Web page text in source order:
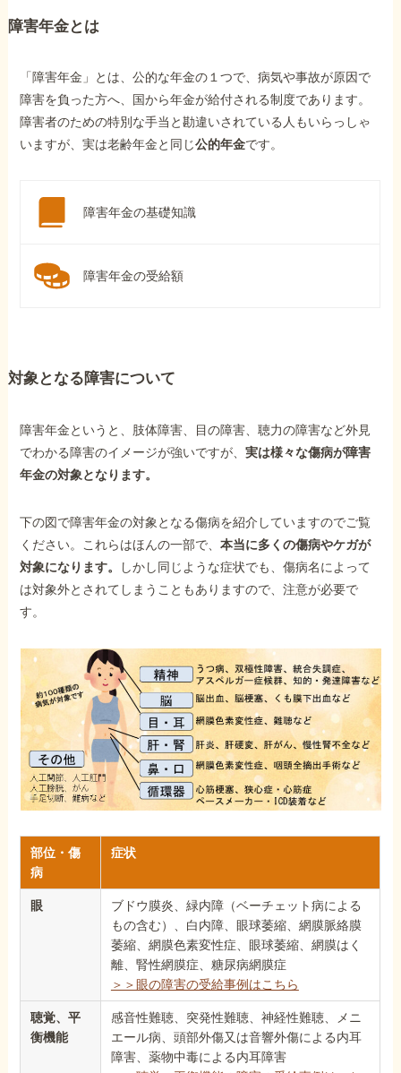
障害年金とは
「障害年金」とは、公的な年金の１つで、病気や事故が原因で
障害を負った方へ、国から年金が給付される制度であります。
障害者のための特別な手当と勘違いされている人もいらっしゃ
いますが、実は老齢年金と同じ公的年金です。
障害年金の基礎知識
障害年金の受給額
対象となる障害について
障害年金というと、肢体障害、目の障害、聴力の障害など外見
でわかる障害のイメージが強いですが、実は様々な傷病が障害
年金の対象となります。
下の図で障害年金の対象となる傷病を紹介していますのでご覧
ください。これらはほんの一部で、本当に多くの傷病やケガが
対象になります。
しかし同じような症状でも、傷病名によって
は対象外とされてしまうこともありますので、注意が必要で
す。
部位・傷
病
症状
眼
ブドウ膜炎、緑内障（ベーチェット病による
もの含む）、白内障、眼球萎縮、網膜脈絡膜
萎縮、網膜色素変性症、眼球萎縮、網膜はく
離、腎性網膜症、糖尿病網膜症
＞＞眼の障害の受給事例はこちら
聴覚、平
衡機能
感音性難聴、突発性難聴、神経性難聴、メニ
エール病、頭部外傷又は音響外傷による内耳
障害、薬物中毒による内耳障害